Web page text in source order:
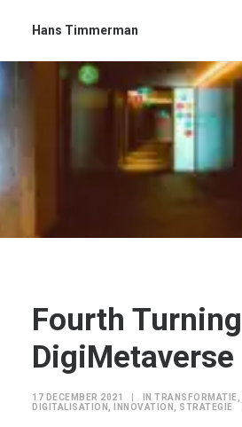
Hans Timmerman
Fourth
DigiMetaverse
17 DECEMBER 2021 IN TRANSFORMATIE
DIGITALISATION
INNOVATION STRATEGIE